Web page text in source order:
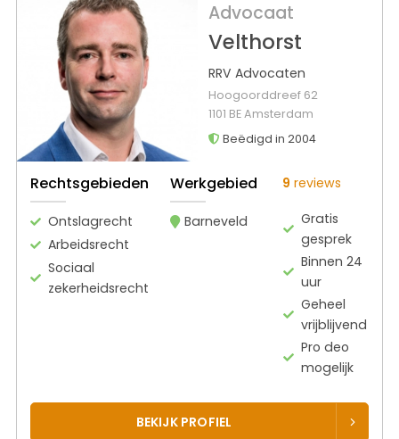
Advocaat
Velthorst
RRV Advocaten
Hoogoorddreef 62
1101 BE Amsterdam
Beëdigd in 2004
Rechtsgebieden
Ontslagrecht
Arbeidsrecht
Sociaal
zekerheidsrecht
Werkgebied
Barneveld
9 reviews
Gratis
gesprek
Binnen 24
uur
Geheel
vrijblijvend
Pro deo
mogelijk
BEKIJK PROFIEL